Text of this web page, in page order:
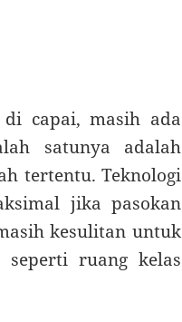
capai, masih ada
satunya adalah
tertentu. Teknologi
jika pasokan
kesulitan untuk
ruang kelas